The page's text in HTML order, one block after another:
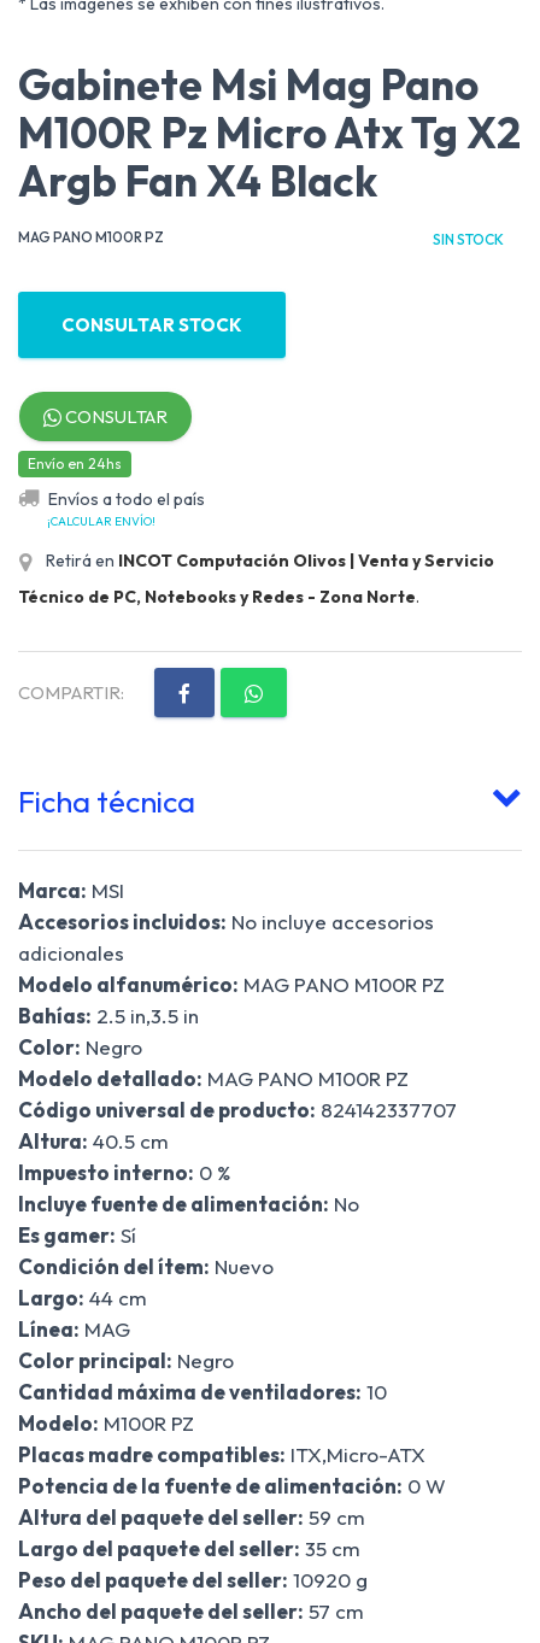
Gabinete Msi Mag Pano
M100R Pz Micro Atx Tg X2
Argb Fan X4 Black
MAG PANO M100R PZ SIN STOCK
CONSULTAR STOCK
CONSULTAR
Envío en 24hs
Envíos a todo el país
¡CALCULAR ENVÍO!
Retirá en INCOT Computación Olivos | Venta y Servicio
Técnico de PC, Notebooks y Redes - Zona Norte.
COMPARTIR:
Ficha técnica
Marca: MSI
Accesorios incluidos: No incluye accesorios
adicionales
Modelo alfanumérico: MAG PANO M100R PZ
Bahías: 2.5 in,3.5 in
Color: Negro
Modelo detallado: MAG PANO M100R PZ
Código universal de producto: 824142337707
Altura: 40.5 cm
Impuesto interno: 0 %
Incluye fuente de alimentación: No
Es gamer: Sí
Condición del ítem: Nuevo
Largo: 44 cm
Línea: MAG
Color principal: Negro
Cantidad máxima de ventiladores: 10
Modelo: M100R PZ
Placas madre compatibles: ITX,Micro-ATX
Potencia de la fuente de alimentación: 0 W
Altura del paquete del seller: 59 cm
Largo del paquete del seller: 35 cm
Peso del paquete del seller: 10920 g
Ancho del paquete del seller: 57 cm